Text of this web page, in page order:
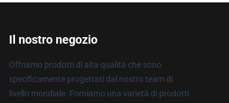
Il nostro negozio
Offriamo prodotti di alta qualità che sono
specificamente progettati dal nostro team di
livello mondiale. Forniamo una varietà di prodotti